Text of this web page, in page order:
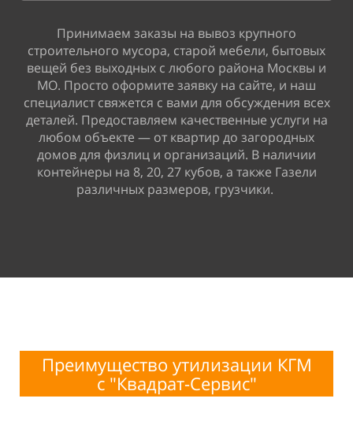
Принимаем заказы на вывоз крупного
строительного мусора, старой мебели, бытовых
вещей без выходных с любого района Москвы и
МО. Просто оформите заявку на сайте, и наш
специалист свяжется с вами для обсуждения всех
деталей. Предоставляем качественные услуги на
любом объекте — от квартир до загородных
домов для физлиц и организаций. В наличии
контейнеры на 8, 20, 27 кубов, а также Газели
различных размеров, грузчики.
Преимущество утилизации КГМ
с "Квадрат-Сервис"